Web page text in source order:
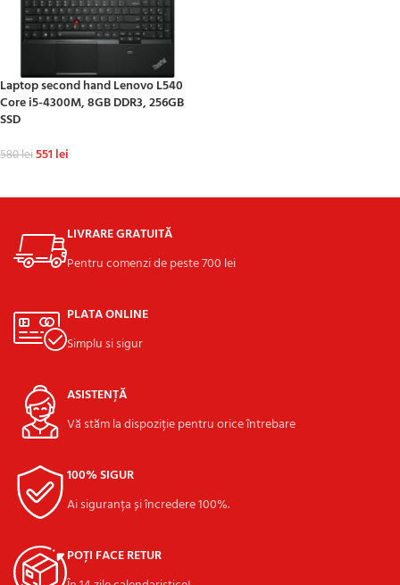
Laptop second hand Lenovo L540
Core i5-4300M, 8GB DDR3, 256GB
SSD
580lei551 lei
LIVRARE GRATUITĂ
Pentru comenzi de peste 700 lei
PLATA ONLINE
Simplu si sigur
ASISTENȚĂ
Vă stăm la dispoziție pentru orice întrebare
100% SIGUR
Ai siguranța și încredere 100%.
POȚI FACE RETUR